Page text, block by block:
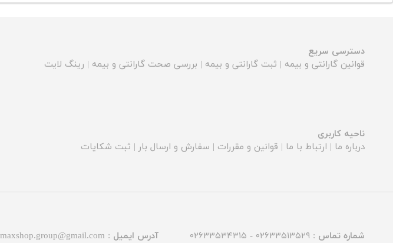
دسترسی سریع
قوانین گارانتی و بیمه | ثبت گارانتی و بیمه | بررسی صحت گارانتی و بیمه | رینگ لایت
ناحیه کاربری
درباره ما | ارتباط با ما | قوانین و مقررات | سفارش و ارسال بار | ثبت شکایات
شماره تماس : ۰۲۶۳۳۵۱۳۵۲۹ - ۰۲۶۳۳۵۳۴۳۱۵ آدرس ایمیل : maxshop.group@gmail.com